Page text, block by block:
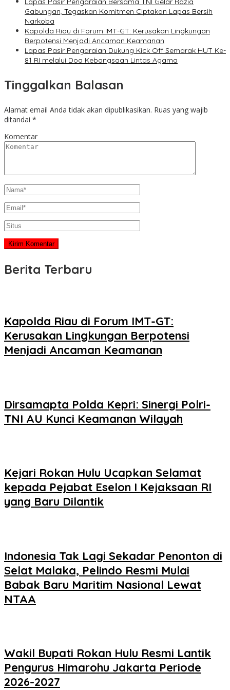
Gabungan, Tegaskan Komitmen Ciptakan Lapas Bersih
Narkoba
Kapolda Riau di Forum IMT-GT: Kerusakan Lingkungan
Berpotensi Menjadi Ancaman Keamanan
Lapas Pasir Pengaraian Dukung Kick Off Semarak HUT Ke-
81 RI melalui Doa Kebangsaan Lintas Agama
Tinggalkan Balasan
Alamat email Anda tidak akan dipublikasikan. Ruas yang wajib
ditandai *
Komentar
Berita Terbaru
Kapolda Riau di Forum IMT-GT:
Kerusakan Lingkungan Berpotensi
Menjadi Ancaman Keamanan
Dirsamapta Polda Kepri: Sinergi Polri-
TNI AU Kunci Keamanan Wilayah
Kejari Rokan Hulu Ucapkan Selamat
kepada Pejabat Eselon I Kejaksaan RI
yang Baru Dilantik
Indonesia Tak Lagi Sekadar Penonton di
Selat Malaka, Pelindo Resmi Mulai
Babak Baru Maritim Nasional Lewat
NTAA
Wakil Bupati Rokan Hulu Resmi Lantik
Pengurus Himarohu Jakarta Periode
2026-2027